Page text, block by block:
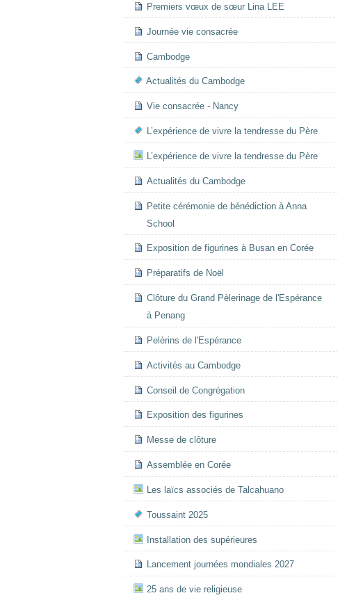
Premiers vœux de sœur Lina LEE
Journée vie consacrée
Cambodge
Actualités du Cambodge
Vie consacrée - Nancy
L’expérience de vivre la tendresse du Père
L’expérience de vivre la tendresse du Père
Actualités du Cambodge
Petite cérémonie de bénédiction à Anna
School
Exposition de figurines à Busan en Corée
Préparatifs de Noël
Clôture du Grand Pèlerinage de l'Espérance
à Penang
Pelèrins de l'Espérance
Activités au Cambodge
Conseil de Congrégation
Exposition des figurines
Messe de clôture
Assemblée en Corée
Les laïcs associés de Talcahuano
Toussaint 2025
Installation des supérieures
Lancement journées mondiales 2027
25 ans de vie religieuse